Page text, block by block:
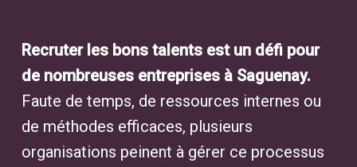
Recruter les bons talents est un défi pour
de nombreuses entreprises à Saguenay.
Faute de temps, de ressources internes ou
de méthodes efficaces, plusieurs
organisations peinent à gérer ce processus